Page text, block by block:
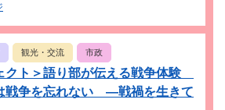
観光・交流 市政
クト＞語り部が伝える戦争体験
戦争を忘れない ―戦禍を生きて